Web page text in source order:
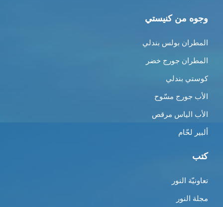
وجوه من كنيستي
المطران بولس بندلي
المطران جورج خضر
كوستي بندلي
الأب جورج مسّوح
الأب الياس مرقص
ألبير لحّام
كتب
تعاونيّة النور
مجلة النور